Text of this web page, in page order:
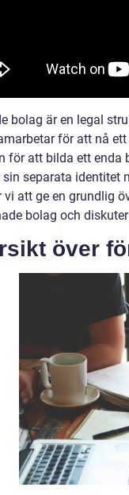
bolag är en legal
för att nå
för att bilda ett enda
separata identitet
vi att ge en grundlig
bolag och
över